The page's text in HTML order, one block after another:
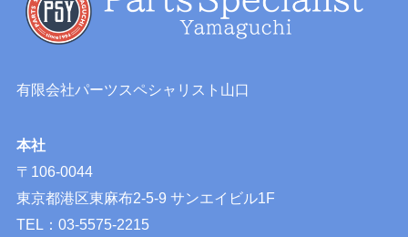
有限会社パーツスペシャリスト山口
本社
〒106-0044
東京都港区東麻布2-5-9 サンエイビル1F
TEL：03-5575-2215